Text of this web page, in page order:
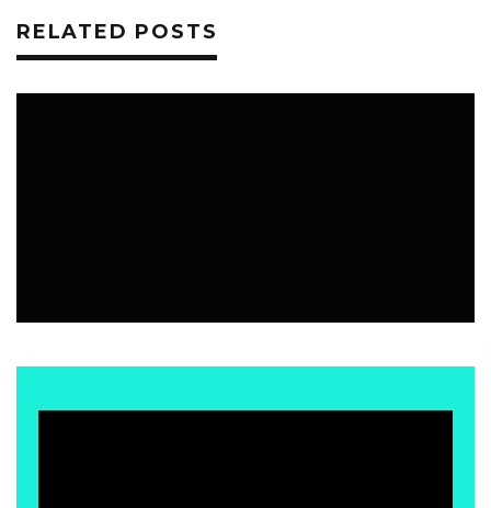
RELATED POSTS